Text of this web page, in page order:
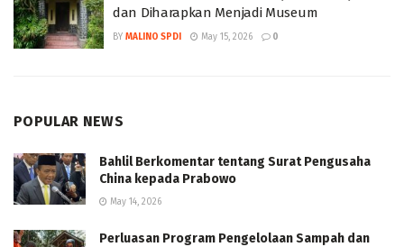
dan Diharapkan Menjadi Museum
BY MALINO SPDI May 15, 2026 0
POPULAR NEWS
Bahlil Berkomentar tentang Surat Pengusaha
China kepada Prabowo
May 14, 2026
Perluasan Program Pengelolaan Sampah dan